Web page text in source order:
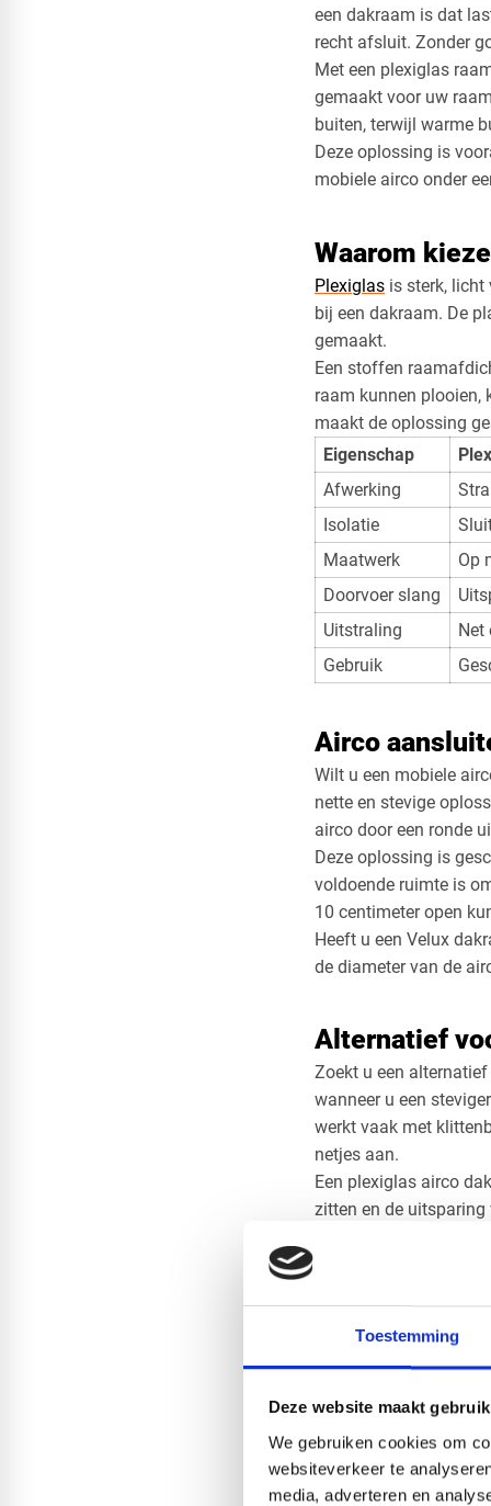
Toestemming
Deze website maakt
We gebruiken cookies om
websiteverkeer te
media, adverteren en
een dakraam is dat
recht afsluit. Zonder
Met een plexiglas
gemaakt voor uw
buiten, terwijl warme
Deze oplossing is
mobiele airco onder
Waarom
Plexiglas is sterk, licht
bij een dakraam. De
gemaakt.
Een stoffen
raam kunnen plooien,
maakt de oplossing
Eigenschap
Afwerking
Isolatie
Maatwerk
Op
Doorvoer slang
Uitstraling
Net
Gebruik
Airco
Wilt u een mobiele
nette en stevige
airco door een ronde
Deze oplossing is
voldoende ruimte is
10 centimeter open
Heeft u een Velux
de diameter van de
Alternatief
Zoekt u een
wanneer u een
werkt vaak met
netjes aan.
Een plexiglas airco
zitten en de
Geschikt voor
De raamafdichting is
mobiele airco’s die
Eurom, Qlima,
Het merk of